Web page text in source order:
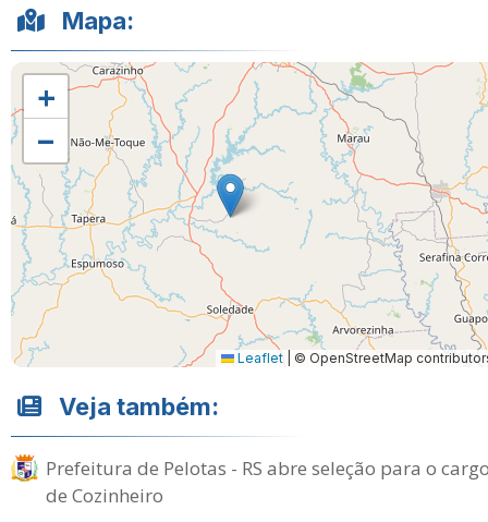
Mapa:
+
−
Leaflet © OpenStreetMap
Veja também:
Prefeitura de Pelotas - RS abre seleção para o
de Cozinheiro